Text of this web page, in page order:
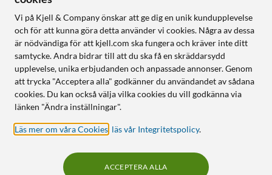
Följ oss
Handla från:
Sverige
Norge
Vi på Kjell & Company önskar att ge dig en unik kundupplevelse
och för att kunna göra detta använder vi cookies. Några av dessa
är nödvändiga för att kjell.com ska fungera och kräver inte ditt
samtycke. Andra bidrar till att du ska få en skräddarsydd
upplevelse, unika erbjudanden och anpassade annonser. Genom
att trycka "Acceptera alla" godkänner du användandet av sådana
cookies. Du kan också välja vilka cookies du vill godkänna via
länken "Ändra inställningar".
Läs mer om våra Cookies läs vår Integritetspolicy.
ACCEPTERA ALLA